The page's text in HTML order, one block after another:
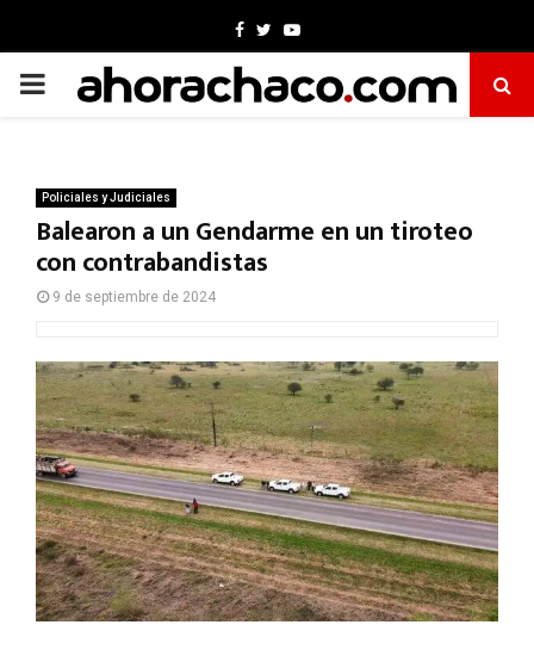
Facebook
TwitterYoutube
PRIMARY
Policiales y Judiciales
Balearon a un Gendarme en un tiroteo
con contrabandistas
9 de septiembre de 2024